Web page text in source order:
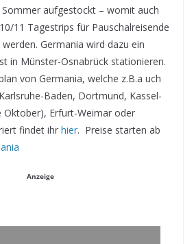
Sommer aufgestockt – womit auch
11 Tagestrips für Pauschalreisende
Germania wird dazu ein
in Münster-Osnabrück stationieren.
von Germania, welche z.B.a uch
Baden, Dortmund, Kassel-
Oktober), Erfurt-Weimar oder
findet ihr hier. Preise starten ab
Anzeige